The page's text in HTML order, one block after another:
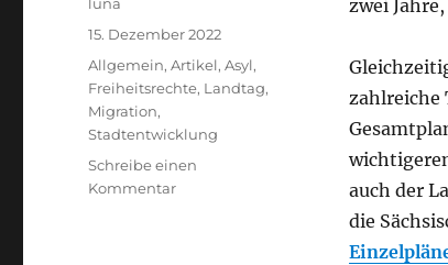
zwei
zahlreiche
auch der
die
Veröffentlicht
am
15. Dezember 2022
Kategorien
Allgemein,Artikel,Asyl,
Freiheitsrechte, Landtag,
Migration,
Stadtentwicklung
Schreibe einen
Kommentarzu
Haushaltsverhandlungen